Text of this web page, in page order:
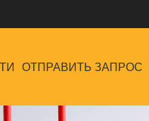
ОТПРАВИТЬ ЗАПРОС